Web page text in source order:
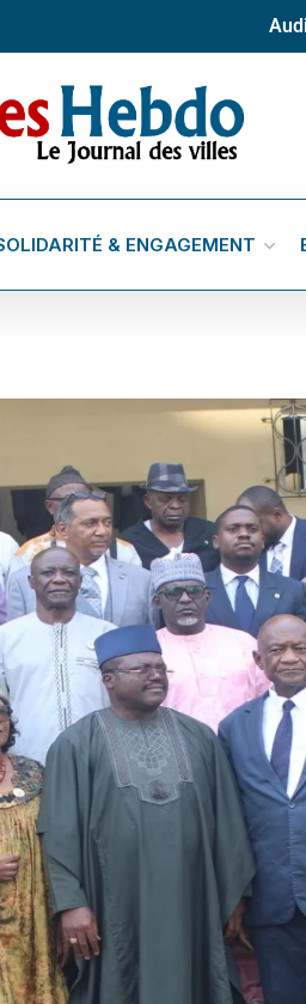
& ENGAGEMENT